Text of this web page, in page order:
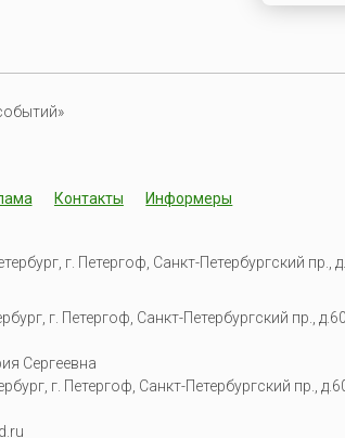
Контакты Информеры
г. Петергоф, Санкт-Петербургский пр.,
г. Петергоф, Санкт-Петербургский пр.,
Сергеевна
г. Петергоф Санкт-Петербургский пр.,